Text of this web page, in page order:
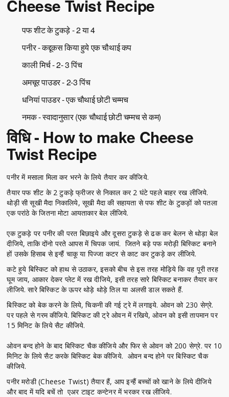
Cheese Twist Recipe
पफ शीट के टुकड़े - 2 या 4
पनीर - कद्दूकस किया हुये एक चौथाई कप
काली मिर्च - 2- 3 पिंच
अमचूर पाउडर - 2-3 पिंच
धनियां पाउडर - एक चौथाई छोटी चम्मच
नमक - स्वादानुसार (एक चौथाई छोटी चम्मच से कम)
विधि - How to make Cheese
Twist Recipe
पनीर में मसाला मिला कर भरने के लिये तैयार कर कीजिये.
तैयार पफ शीट के 2 टुकड़े फ्रीजर से निकाल कर 2 घंटे पहले बाहर रख लीजिये.
थोड़ी सी सूखी मैदा निकालिये, सूखी मैदा की सहायता से पफ शीट के टुकड़ों को पतला
एक परांठे के जितना मोटा आयताकार बेल लीजिये.
एक टुकड़े पर पनीर की परत बिछाइये और दूसरा टुकड़े से ढक कर बेलन से थोड़ा बेल
दीजिये, ताकि दोंनो परते आपस में चिपक जायं. जितने बड़े पफ मरोड़ी बिस्किट बनाने
हों उसके हिसाब से इन्हैं चाकू या पिज्जा कटर से काट कर टुकड़े कर लीजिये.
कटे हुये बिस्किट को हाथ से उठाकर, इसको बीच से इस तरह मोड़िये कि वह पूरी तरह
घूम जाय, आकार देकर प्लेट में रख दीजिये, इसी तरह सारे बिस्किट बनाकर तैयार कर
लीजिये. सारे बिस्किट के ऊपर थोड़े थोड़े तिल या अलसी डाल सकते हैं.
बिस्किट को बेक करने के लिये, चिकनी की गई ट्रे में लगाइये. ओवन को 230 सेग्रे.
पर पहले से गरम कीजिये. बिस्किट की ट्रे ओवन में रखिये, ओवन को इसी तापमान पर
15 मिनिट के लिये सैट कीजिये.
ओवन बन्द होने के बाद बिस्किट चैक कीजिये और फिर से ओवन को 200 सेग्रे. पर 10
मिनिट के लिये सैट करके बिस्किट बेक कीजिये. ओवन बन्द होने पर बिस्किट चैक
कीजिये.
पनीर मरोडी (Cheese Twist) तैयार हैं, आप इन्हैं बच्चों को खाने के लिये दीजिये
और बाद में यदि बचें तो एअर टाइट कन्टेनर में भरकर रख लीजिये.